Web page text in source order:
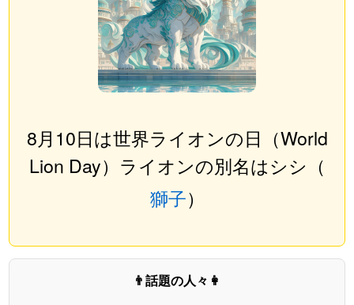
8月10日は世界ライオンの日（World
Lion Day）ライオンの別名はシシ（
獅子）
👨話題の人々👩